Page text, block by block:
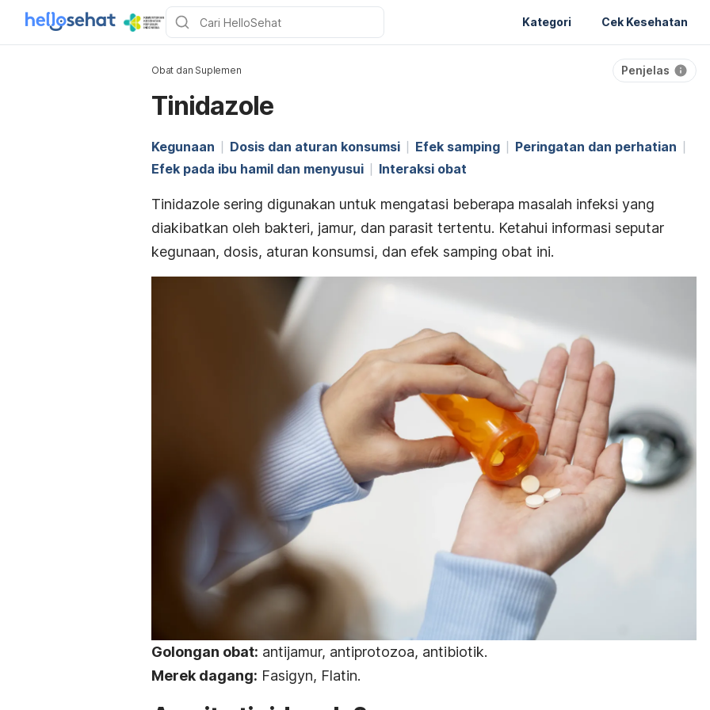
Kategori Cek Kesehatan
Obat dan Suplemen Penjelas
Tinidazole
Kegunaan Dosis dan aturan konsumsi Efek samping
Peringatan dan perhatian
Efek pada ibu hamil dan menyusui
Interaksi obat
Tinidazole sering digunakan untuk mengatasi beberapa masalah infeksi yang
diakibatkan oleh bakteri, jamur, dan parasit tertentu. Ketahui informasi seputar
kegunaan, dosis, aturan konsumsi, dan efek samping obat ini.
Golongan obat: antijamur, antiprotozoa, antibiotik.
Merek dagang: Fasigyn, Flatin.